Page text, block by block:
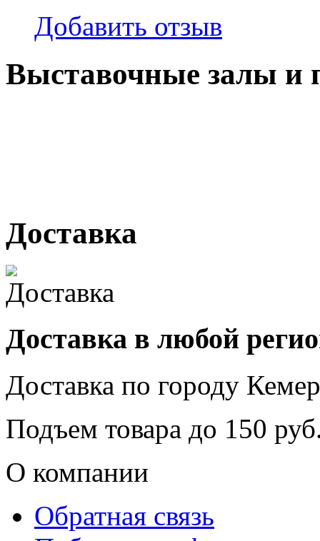
Добавить отзыв
Выставочные залы и
Доставка
Доставка в любой
Доставка по городу
Подъем товара до 150
О компании
Обратная связь